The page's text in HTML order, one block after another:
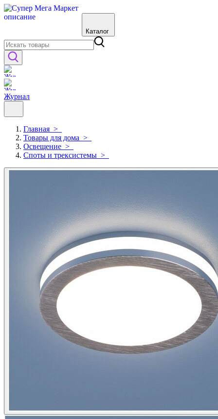
Каталог
Журнал
Главная >
Товары для дома >
Освещение >
Споты и трексистемы >